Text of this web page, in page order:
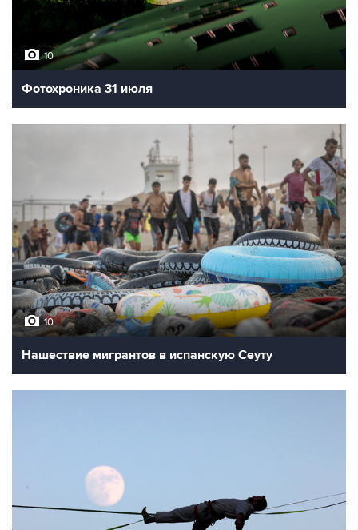
10
Фотохроника 31 июля
10
Нашествие мигрантов в испанскую Сеуту